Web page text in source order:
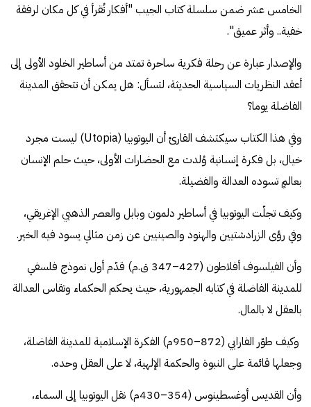
الخامس عشر ضمن سلسلة كتاب الجيب "أفكار تُقرأ في كل مكان لرفقة
خفية.. وأثر عميق".
والإصدار عبارة عن رحلة فكرية ساحرة تمتد من أساطير الخلود الأولى إلى
أعقد النظريات السياسية الحديثة، لتسأل: هل يمكن أن تتحقق المدينة
الفاضلة يوما؟
وفي هذا الكتاب سيكتشف القارئ أن اليوتوبيا (Utopia) ليست مجرد
خيال، بل فكرة إنسانية وُلدت مع الحضارات الأولى، حيث حلم الإنسان
بعالمٍ تسوده العدالة والفضيلة.
وكيف تجلّت اليوتوبيا في أساطير دلمون وبابل والعصر الذهبي الإغريقي،
وفي رؤى الزرادشتيين والهنود والصينيين عن زمن مثالي يسود فيه الخير.
وأن الفيلسوف أفلاطون (427–347 ق.م) قدّم أول نموذج فلسفي
للمدينة الفاضلة في كتابه الجمهورية، حيث يحكم الحكماء وتقاس العدالة
بالعقل لا بالمال.
وكيف طوّر الفارابي (872–950م) الفكرة الإسلامية للمدينة الفاضلة،
وجعلها قائمة على النبوة والحكمة الإلهية، لا على العقل وحده.
وأن القديس أوغسطينوس (354–430م) نقل اليوتوبيا إلى السماء،